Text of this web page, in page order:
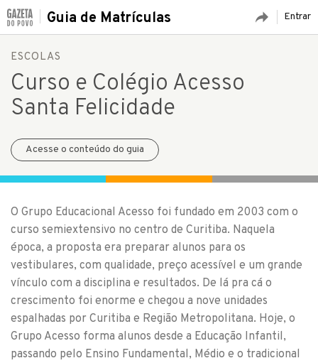
Entrar
Guia de Matrículas
ESCOLAS
Curso e Colégio Acesso
Santa Felicidade
Acesse o conteúdo do guia
O Grupo Educacional Acesso foi fundado em 2003 com o
curso semiextensivo no centro de Curitiba. Naquela
época, a proposta era preparar alunos para os
vestibulares, com qualidade, preço acessível e um grande
vínculo com a disciplina e resultados. De lá pra cá o
crescimento foi enorme e chegou a nove unidades
espalhadas por Curitiba e Região Metropolitana. Hoje, o
Grupo Acesso forma alunos desde a Educação Infantil,
passando pelo Ensino Fundamental, Médio e o tradicional